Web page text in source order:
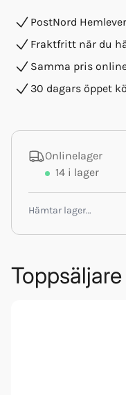
PostNord
Fraktfritt när du
Samma pris
30 dagars öppet
Onlinelager
14 i lager
Hämtar lager…
Toppsäljare